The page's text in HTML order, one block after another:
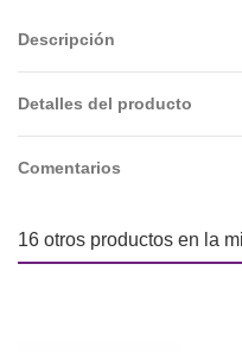
Descripción
Detalles del producto
Comentarios
16 otros productos en la